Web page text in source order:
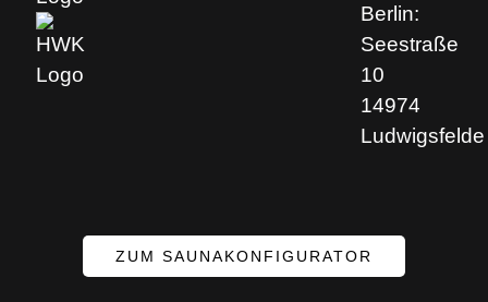
Berlin:
Seestraße
10
14974
Ludwigsfelde
ZUM SAUNAKONFIGURATOR